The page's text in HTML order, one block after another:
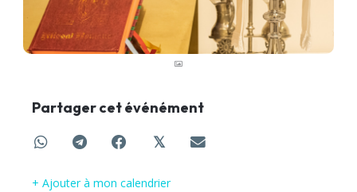
Partager cet événément
𝕏
+ Ajouter à mon calendrier